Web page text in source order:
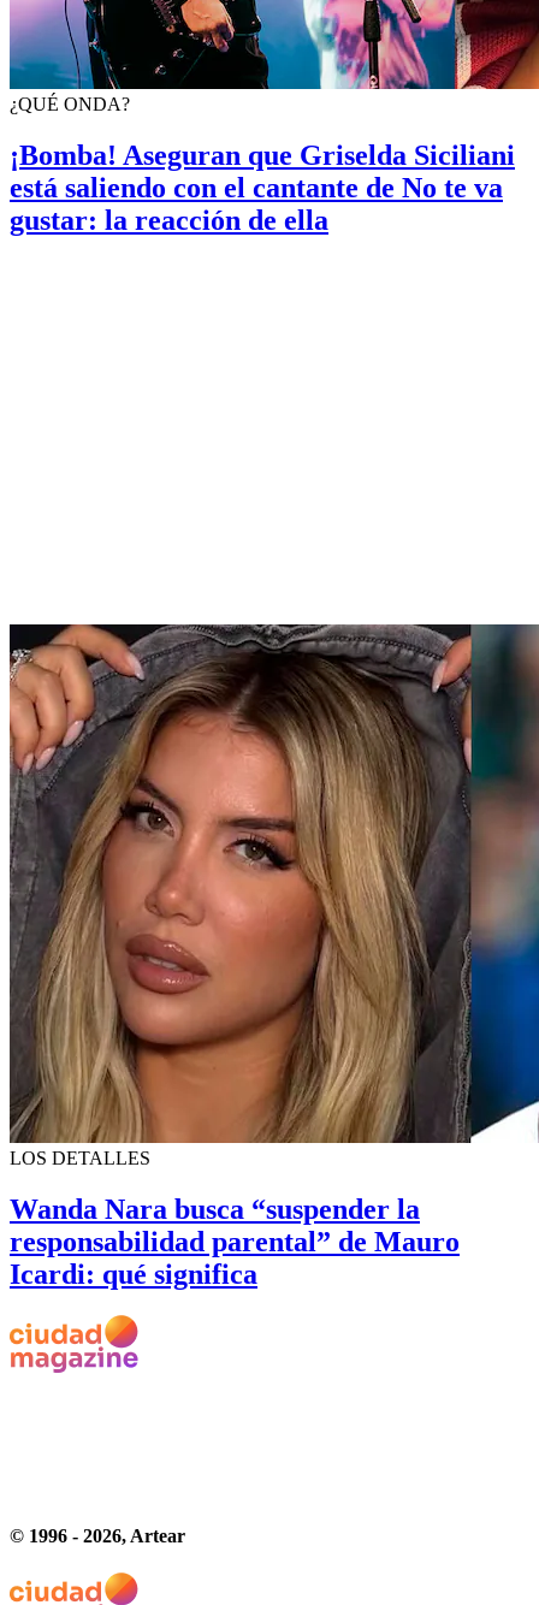
¿QUÉ ONDA?
¡Bomba! Aseguran que Griselda Siciliani
está saliendo con el cantante de No te va
gustar: la reacción de ella
LOS DETALLES
Wanda Nara busca “suspender la
responsabilidad parental” de Mauro
Icardi: qué significa
© 1996 - 2026, Artear